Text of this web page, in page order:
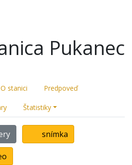
Pukanec
O stanici Predpoveď
Štatistiky
snímka